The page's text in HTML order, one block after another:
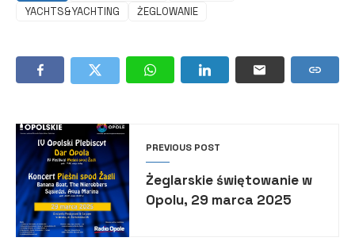
YACHTS&YACHTING
ŻEGLOWANIE
PREVIOUS POST
Żeglarskie świętowanie w
Opolu, 29 marca 2025